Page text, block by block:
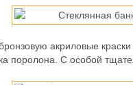
акриловые
поролона. С особой